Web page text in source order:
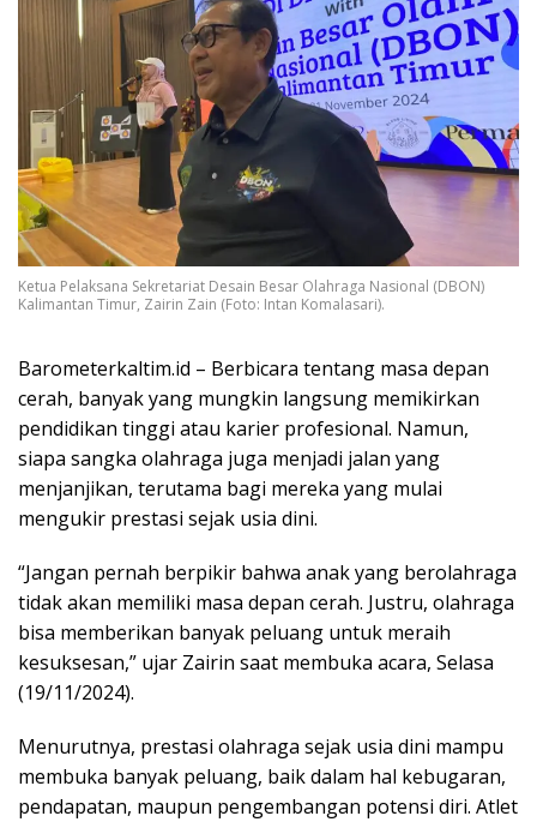
Ketua Pelaksana Sekretariat Desain Besar Olahraga Nasional (DBON)
Kalimantan Timur, Zairin Zain (Foto: Intan Komalasari).
Barometerkaltim.id – Berbicara tentang masa depan
cerah, banyak yang mungkin langsung memikirkan
pendidikan tinggi atau karier profesional. Namun,
siapa sangka olahraga juga menjadi jalan yang
menjanjikan, terutama bagi mereka yang mulai
mengukir prestasi sejak usia dini.
“Jangan pernah berpikir bahwa anak yang berolahraga
tidak akan memiliki masa depan cerah. Justru, olahraga
bisa memberikan banyak peluang untuk meraih
kesuksesan,” ujar Zairin saat membuka acara, Selasa
(19/11/2024).
Menurutnya, prestasi olahraga sejak usia dini mampu
membuka banyak peluang, baik dalam hal kebugaran,
pendapatan, maupun pengembangan potensi diri. Atlet